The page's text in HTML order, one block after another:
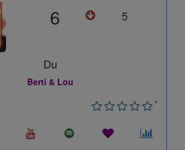
6 5
Du
Berti & Lou
*